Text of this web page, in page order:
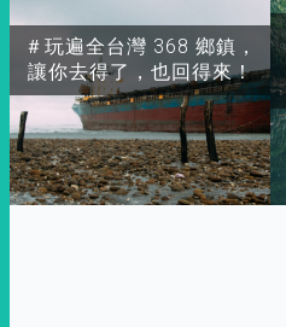
＃玩遍全台灣 368 鄉鎮，
讓你去得了，也回得來！